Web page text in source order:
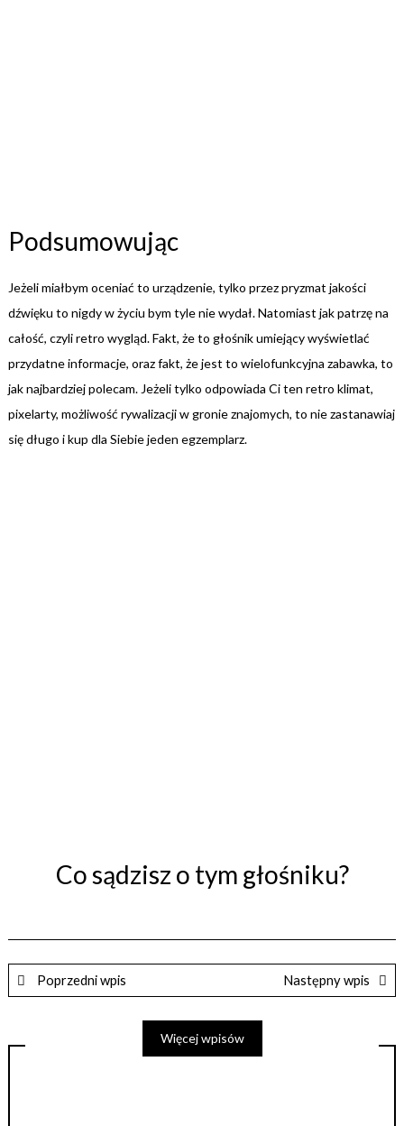
Podsumowując
Jeżeli miałbym oceniać to urządzenie, tylko przez pryzmat jakości
dźwięku to nigdy w życiu bym tyle nie wydał. Natomiast jak patrzę na
całość, czyli retro wygląd. Fakt, że to głośnik umiejący wyświetlać
przydatne informacje, oraz fakt, że jest to wielofunkcyjna zabawka, to
jak najbardziej polecam. Jeżeli tylko odpowiada Ci ten retro klimat,
pixelarty, możliwość rywalizacji w gronie znajomych, to nie zastanawiaj
się długo i kup dla Siebie jeden egzemplarz.
Co sądzisz o tym głośniku?
Poprzedni wpis Następny wpis
Więcej wpisów